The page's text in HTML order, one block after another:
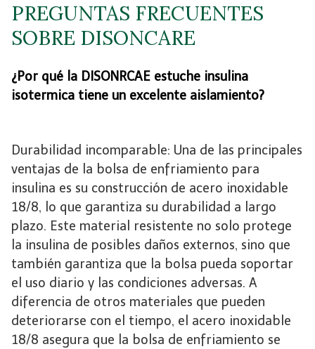
PREGUNTAS FRECUENTES
SOBRE DISONCARE
¿Por qué la DISONRCAE estuche insulina
isotermica tiene un excelente aislamiento?
Durabilidad incomparable: Una de las principales
ventajas de la bolsa de enfriamiento para
insulina es su construcción de acero inoxidable
18/8, lo que garantiza su durabilidad a largo
plazo. Este material resistente no solo protege
la insulina de posibles daños externos, sino que
también garantiza que la bolsa pueda soportar
el uso diario y las condiciones adversas. A
diferencia de otros materiales que pueden
deteriorarse con el tiempo, el acero inoxidable
18/8 asegura que la bolsa de enfriamiento se